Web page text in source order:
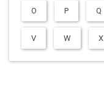
O P Q
V W X